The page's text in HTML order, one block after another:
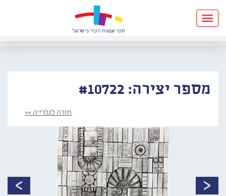
Toggle
navigation
מספר יצירה: #10722
חזרה לגלרייה >>